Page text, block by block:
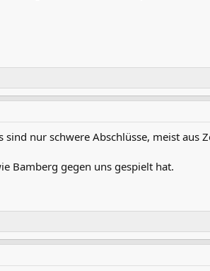
nur schwere Abschlüsse, meist aus
Bamberg gegen uns gespielt hat.